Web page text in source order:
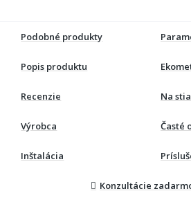
Podobné produkty
Popis produktu
Recenzie Na
Výrobca Časté
Inštalácia
Konzultácie